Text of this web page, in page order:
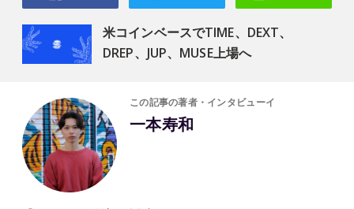
米コインベースでTIME、DEXT、
DREP、JUP、MUSE上場へ
この記事の著者・インタビューイ
一本寿和